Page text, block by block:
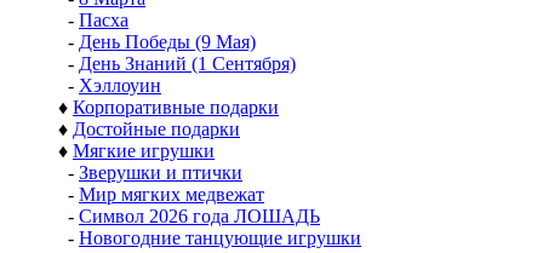
- Пасха
- День Победы (9 Мая)
- День Знаний (1 Сентября)
- Хэллоуин
♦ Корпоративные подарки
♦ Достойные подарки
♦ Мягкие игрушки
- Зверушки и птички
- Мир мягких медвежат
- Символ 2026 года ЛОШАДЬ
- Новогодние танцующие игрушки